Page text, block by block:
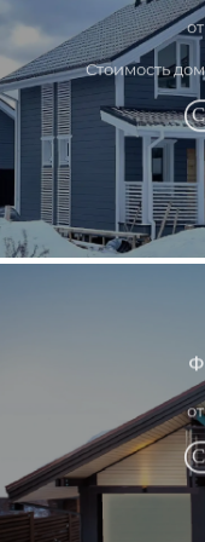
Стоимость